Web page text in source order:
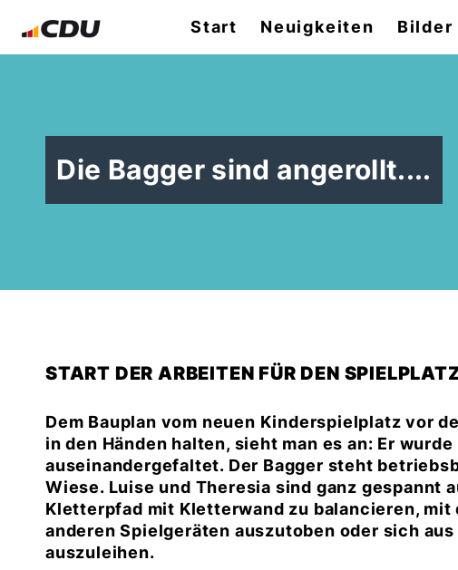
Start Neuigkeiten Bilder
Die Bagger sind angerollt....
START DER ARBEITEN FÜR DEN
Dem Bauplan vom neuen Kinderspielplatz vor
in den Händen halten, sieht man es an: Er
auseinandergefaltet. Der Bagger steht
Wiese. Luise und Theresia sind ganz gespannt
Kletterpfad mit Kletterwand zu balancieren, mit
anderen Spielgeräten auszutoben oder sich
auszuleihen.